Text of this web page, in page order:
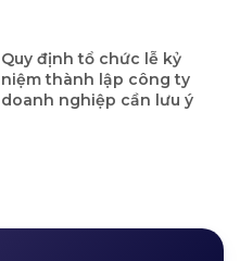
Quy định tổ chức lễ kỷ
niệm thành lập công ty
doanh nghiệp cần lưu ý